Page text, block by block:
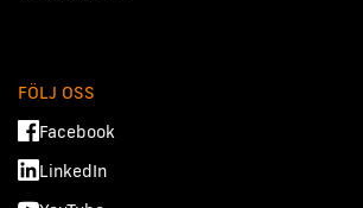
FÖLJ OSS
Facebook
LinkedIn